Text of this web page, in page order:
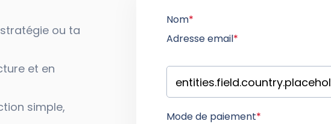
ou ta
et en
simple,
Nom*
Adresse email*
Mode de paiement*